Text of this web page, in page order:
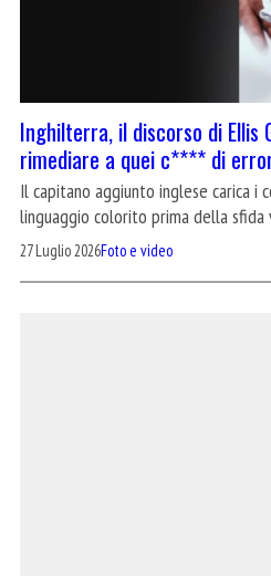
Inghilterra, il discorso di Ellis
rimediare a quei c**** di
Il capitano aggiunto inglese carica i
linguaggio colorito prima della sfida
27 Luglio 2026Foto e video